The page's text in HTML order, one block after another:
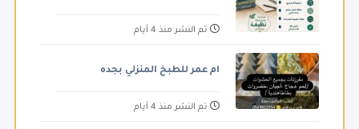
تم النشر منذ 4 أيام
ام عمر للطبخ المنزلي بجده
تم النشر منذ 4 أيام